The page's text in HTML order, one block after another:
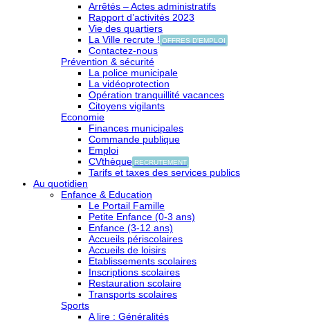
Arrêtés – Actes administratifs
Rapport d’activités 2023
Vie des quartiers
La Ville recrute ! OFFRES D'EMPLOI
Contactez-nous
Prévention & sécurité
La police municipale
La vidéoprotection
Opération tranquillité vacances
Citoyens vigilants
Economie
Finances municipales
Commande publique
Emploi
CVthèque RECRUTEMENT
Tarifs et taxes des services publics
Au quotidien
Enfance & Education
Le Portail Famille
Petite Enfance (0-3 ans)
Enfance (3-12 ans)
Accueils périscolaires
Accueils de loisirs
Etablissements scolaires
Inscriptions scolaires
Restauration scolaire
Transports scolaires
Sports
A lire : Généralités